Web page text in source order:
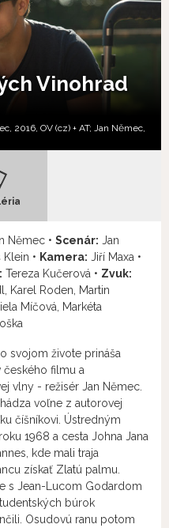
Vinohrad
2016, OV (cz) + AT; Jan Němec,
Němec • Scenár: Jan
Klein • Kamera: Jiří Maxa •
Tereza Kučerová • Zvuk:
Karel Roden, Martin
Míčová, Markéta
svojom živote prináša
českého filmu a
vlny - režisér Jan Němec.
voľne z autorovej
číšníkovi. Ústredným
1968 a cesta Johna Jana
kde mali traja
získať Zlatú palmu.
s Jean-Lucom Godardom
búrok
Osudovú ranu potom